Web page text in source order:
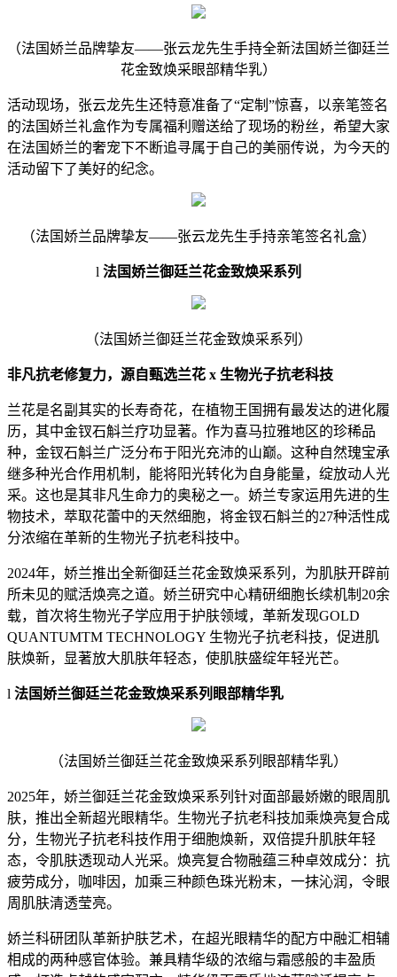
（法国娇兰品牌挚友——张云龙先生手持全新法国娇兰御廷兰
花金致焕采眼部精华乳）
活动现场，张云龙先生还特意准备了“定制”惊喜，以亲笔签名
的法国娇兰礼盒作为专属福利赠送给了现场的粉丝，希望大家
在法国娇兰的奢宠下不断追寻属于自己的美丽传说，为今天的
活动留下了美好的纪念。
（法国娇兰品牌挚友——张云龙先生手持亲笔签名礼盒）
l 法国娇兰御廷兰花金致焕采系列
（法国娇兰御廷兰花金致焕采系列）
非凡抗老修复力，源自甄选兰花 x 生物光子抗老科技
兰花是名副其实的长寿奇花，在植物王国拥有最发达的进化履
历，其中金钗石斛兰疗功显著。作为喜马拉雅地区的珍稀品
种，金钗石斛兰广泛分布于阳光充沛的山巅。这种自然瑰宝承
继多种光合作用机制，能将阳光转化为自身能量，绽放动人光
采。这也是其非凡生命力的奥秘之一。娇兰专家运用先进的生
物技术，萃取花蕾中的天然细胞，将金钗石斛兰的27种活性成
分浓缩在革新的生物光子抗老科技中。
2024年，娇兰推出全新御廷兰花金致焕采系列，为肌肤开辟前
所未见的赋活焕亮之道。娇兰研究中心精研细胞长续机制20余
载，首次将生物光子学应用于护肤领域，革新发现GOLD
QUANTUMTM TECHNOLOGY 生物光子抗老科技，促进肌
肤焕新，显著放大肌肤年轻态，使肌肤盛绽年轻光芒。
l 法国娇兰御廷兰花金致焕采系列眼部精华乳
（法国娇兰御廷兰花金致焕采系列眼部精华乳）
2025年，娇兰御廷兰花金致焕采系列针对面部最娇嫩的眼周肌
肤，推出全新超光眼精华。生物光子抗老科技加乘焕亮复合成
分，生物光子抗老科技作用于细胞焕新，双倍提升肌肤年轻
态，令肌肤透现动人光采。焕亮复合物融蕴三种卓效成分：抗
疲劳成分，咖啡因，加乘三种颜色珠光粉末，一抹沁润，令眼
周肌肤清透莹亮。
娇兰科研团队革新护肤艺术，在超光眼精华的配方中融汇相辅
相成的两种感官体验。兼具精华级的浓缩与霜感般的丰盈质